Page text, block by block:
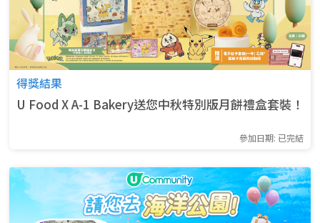
得獎結果
U Food X A-1 Bakery送您中秋特別版月餅禮盒套裝！
參加日期: 已完結